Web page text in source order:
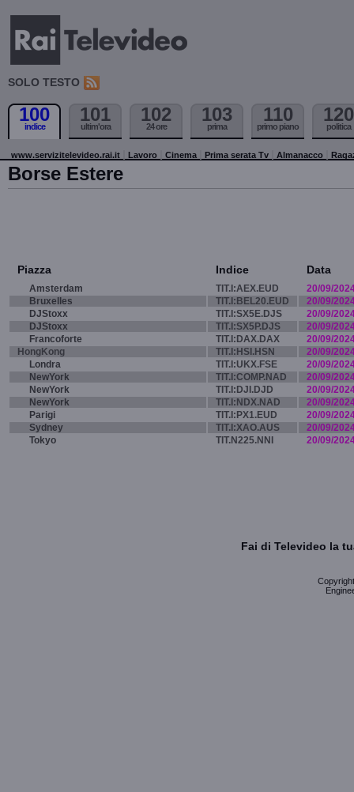
SOLO TESTO
100
indice
101
ultim'ora
102
24 ore
103
prima
110
primo piano
120
politica
www.servizitelevideo.rai.it Lavoro Cinema Prima serata Tv Almanacco
Borse Estere
Piazza Indice Data
Amsterdam TIT.I:AEX.EUD
20/09/
Bruxelles
TIT.I:BEL20.EUD
20/09/
DJStoxx
TIT.I:SX5E.DJS
20/09/
DJStoxx
TIT.I:SX5P.DJS
20/09/
Francoforte
TIT.I:DAX.DAX
20/09/
HongKong
TIT.I:HSI.HSN
20/09/
Londra
TIT.I:UKX.FSE
20/09/
NewYork
TIT.I:COMP.NAD
20/09/
NewYork
TIT.I:DJI.DJD
20/09/
NewYork
TIT.I:NDX.NAD
20/09/
Parigi
TIT.I:PX1.EUD
20/09/
Sydney
TIT.I:XAO.AUS
20/09/
Tokyo
TIT.N225.NNI 20/09/
Fai di Televideo la